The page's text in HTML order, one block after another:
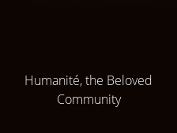
Humanité, the Beloved
Community